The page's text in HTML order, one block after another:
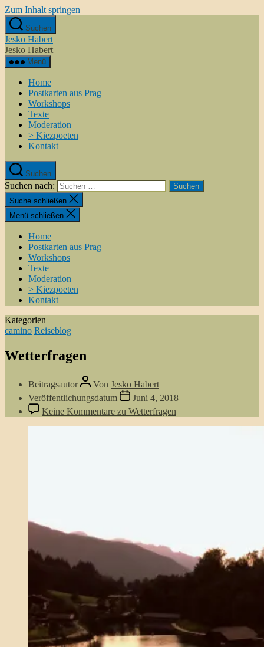
Zum Inhalt springen
Suchen
Jesko Habert
Jesko Habert
Menü
Home
Postkarten aus Prag
Workshops
Texte
Moderation
> Kiezpoeten
Kontakt
Suchen
Suchen nach:
Suche schließen
Menü schließen
Home
Postkarten aus Prag
Workshops
Texte
Moderation
> Kiezpoeten
Kontakt
Kategorien
camino Reiseblog
Wetterfragen
Beitragsautor Von Jesko Habert
Veröffentlichungsdatum
Juni 4, 2018
Keine Kommentare zu Wetterfragen